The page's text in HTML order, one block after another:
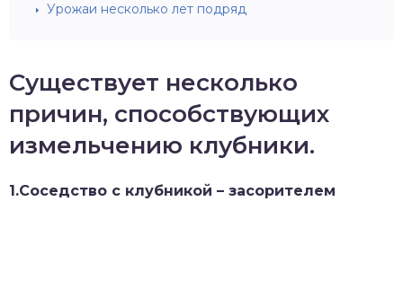
Урожаи несколько лет подряд
Существует несколько
причин, способствующих
измельчению клубники.
1.Соседство с клубникой – засорителем